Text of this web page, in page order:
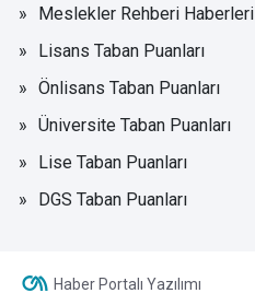
Meslekler Rehberi Haberleri
Lisans Taban Puanları
Önlisans Taban Puanları
Üniversite Taban Puanları
Lise Taban Puanları
DGS Taban Puanları
Haber Portalı Yazılımı